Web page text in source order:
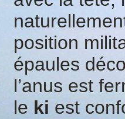
position
épaules
l’anus est
le ki est